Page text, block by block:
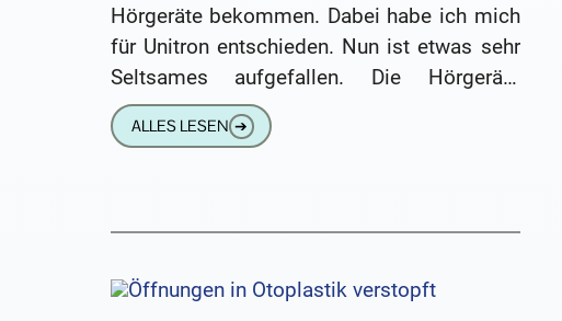
Hörgeräte bekommen. Dabei habe ich mich
für Unitron entschieden. Nun ist etwas sehr
Seltsames aufgefallen. Die Hörgeräte
pfeifen manchmal. Aber das ist
ALLES LESEN ➔